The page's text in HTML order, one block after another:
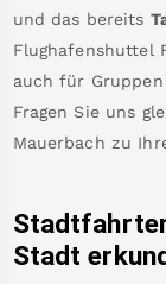
und das bereits
Flughafenshuttel
auch für
Fragen Sie uns
Mauerbach zu
Stadt